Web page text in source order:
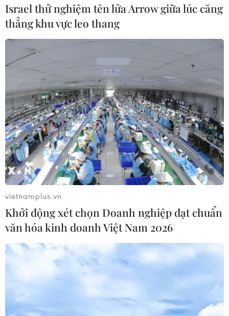
#golf #thành phố golf #hà nội
#sân golf
#du lịch thủ đô
Theo dõi VietnamPlus
Israel thử nghiệm tên lửa Arrow giữa lúc căng
thẳng khu vực leo thang
vietnamplus.vn
Khởi động xét chọn Doanh nghiệp đạt chuẩn
văn hóa kinh doanh Việt Nam 2026